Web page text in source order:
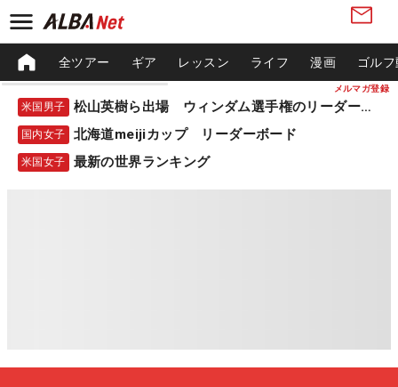
メルマガ登録
全ツアー ギア レッスン ライフ 漫画 ゴル
米国男子 松山英樹ら出場 ウィンダム選手権のリーダーボード
国内女子 北海道meijiカップ リーダーボード
米国女子 最新の世界ランキング